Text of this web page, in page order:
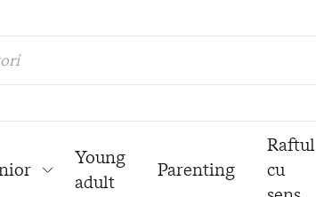
Young
adult
Parenting
Raftul
cu